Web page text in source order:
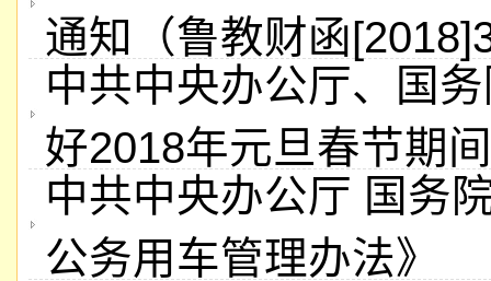
通知（鲁教财函
中共中央办公厅、国
好2018年元旦春节期
中共中央办公厅 国务
公务用车管理办法》